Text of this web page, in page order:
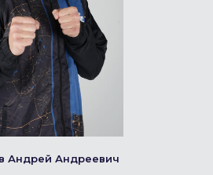
Андрей Андреевич